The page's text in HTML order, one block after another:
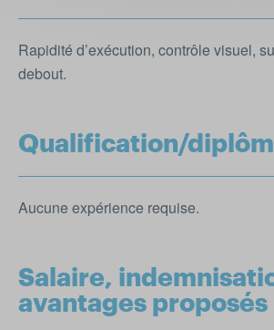
Rapidité d’exécution, contrôle visuel,
debout.
Qualification/
Aucune expérience requise.
Salaire,
avantages proposés